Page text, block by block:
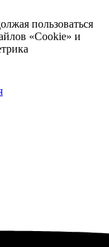
пользоваться
«Cookie» и